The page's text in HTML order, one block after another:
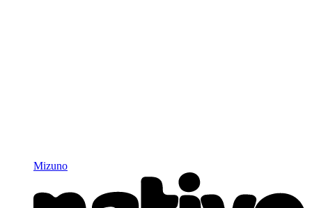
Mizuno